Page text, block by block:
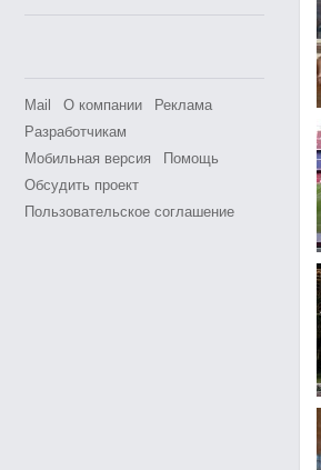
Mail О компании
Реклама
Разработчикам
Мобильная версия
Помощь
Обсудить проект
Пользовательское соглашение